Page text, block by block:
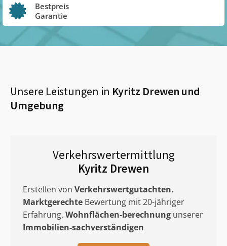
Bestpreis
Garantie
Unsere Leistungen in Kyritz Drewen und
Umgebung
Verkehrswertermittlung
Kyritz Drewen
Erstellen von Verkehrswertgutachten,
Marktgerechte Bewertung mit 20-jähriger
Erfahrung. Wohnflächen-berechnung unserer
Immobilien-sachverständigen